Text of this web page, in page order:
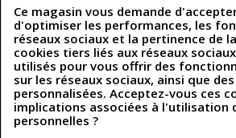
Contactez-nous
Coordonnées
493 Chemin de Catougnac
81300 Graulhet
05 63
contact@cuirenstock.com
Ce magasin vous demande
d'optimiser les performances, les
réseaux sociaux et la pertinence de
cookies tiers liés aux réseaux
utilisés pour vous offrir des
sur les réseaux sociaux, ainsi que
personnalisées. Acceptez-vous ces
implications associées à l'utilisation
personnelles ?